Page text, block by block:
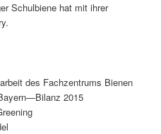
Schulbiene hat mit ihrer
des Fachzentrums Bienen
2015